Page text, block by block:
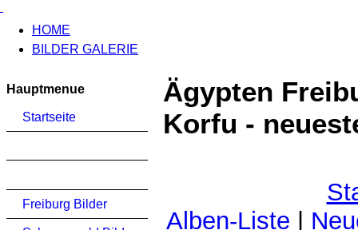
HOME
BILDER GALERIE
Hauptmenue
Startseite
Freiburg Bilder
Ägypten
Korfu -
Alben-Liste